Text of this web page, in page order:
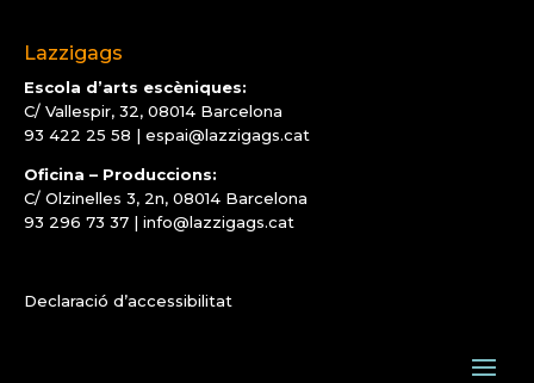
Lazzigags
Escola d’arts escèniques:
C/ Vallespir, 32, 08014 Barcelona
93 422 25 58 | espai@lazzigags.cat
Oficina – Produccions:
C/ Olzinelles 3, 2n, 08014 Barcelona
93 296 73 37 | info@lazzigags.cat
Declaració d’accessibilitat